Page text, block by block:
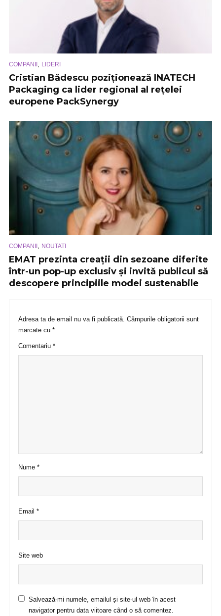
COMPANII LIDERI
Cristian Bădescu poziționează INATECH
Packaging ca lider regional al rețelei
europene PackSynergy
COMPANII NOUTATI
EMAT prezinta creații din sezoane diferite
într-un pop-up exclusiv și invită publicul să
descopere principiile modei sustenabile
Adresa ta de email nu va fi publicată. Câmpurile obligatorii sunt
marcate cu *
Comentariu *
Nume *
Email *
Site web
Salvează-mi numele, emailul și site-ul web în acest
navigator pentru data viitoare când o să comentez.